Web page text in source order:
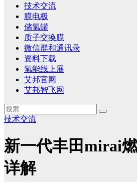
技术交流
膜电极
储氢罐
质子交换膜
微信群和通讯录
资料下载
氢能线上展
艾邦官网
艾邦智飞网
技术交流
新一代丰田mirai
详解